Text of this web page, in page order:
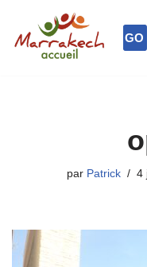
Aller
GO
par Patrick 4